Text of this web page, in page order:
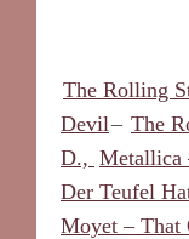
The Rolling
Devil– The
D., Metallica
Der Teufel
Moyet – That